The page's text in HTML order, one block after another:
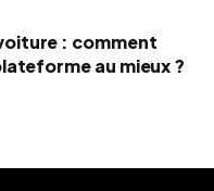
: comment
au mieux ?